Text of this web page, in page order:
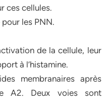
ces cellules.
les PNN.
de la cellule, leur
à l’histamine.
membranaires après
A2. Deux voies sont